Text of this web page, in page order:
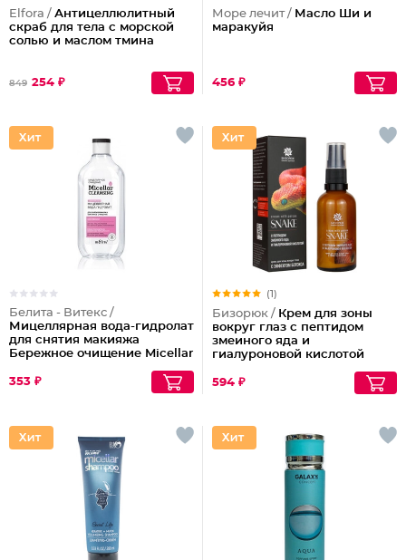
Elfora / Антицеллюлитный
скраб для тела с морской
солью и маслом тмина
849 254 ₽
Море лечит / Масло Ши и
маракуйя
456 ₽
Белита - Витекс /
Мицеллярная вода-гидролат
для снятия макияжа
Бережное очищение Micellar
353 ₽
(1)
Бизорюк / Крем для зоны
вокруг глаз с пептидом
змеиного яда и
гиалуроновой кислотой
594 ₽